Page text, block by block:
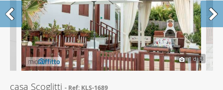
1di 8
casa Scoglitti Ref: KLS-1689